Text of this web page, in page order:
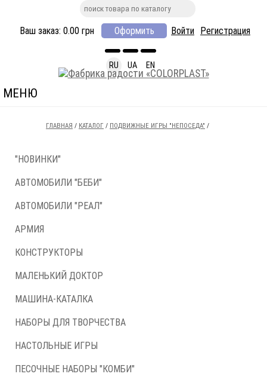
Ваш заказ: 0.00 грн Оформить Войти Регистрация
RU UA EN
МЕНЮ
ГЛАВНАЯ / КАТАЛОГ / ПОДВИЖНЫЕ ИГРЫ "НЕПОСЕДА" /
"НОВИНКИ"
АВТОМОБИЛИ "БЕБИ"
АВТОМОБИЛИ "РЕАЛ"
АРМИЯ
КОНСТРУКТОРЫ
МАЛЕНЬКИЙ ДОКТОР
МАШИНА-КАТАЛКА
НАБОРЫ ДЛЯ ТВОРЧЕСТВА
НАСТОЛЬНЫЕ ИГРЫ
ПЕСОЧНЫЕ НАБОРЫ "КОМБИ"